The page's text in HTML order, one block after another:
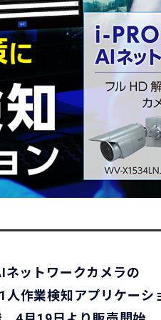
ットワークカメラの
人作業検知アプリケーシ